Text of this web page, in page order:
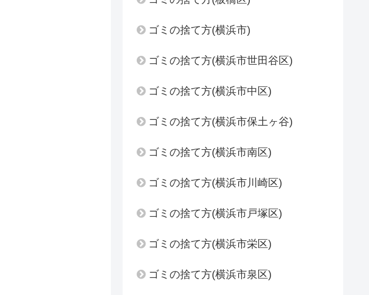
ゴミの捨て方(横浜市)
ゴミの捨て方(横浜市世田谷区)
ゴミの捨て方(横浜市中区)
ゴミの捨て方(横浜市保土ヶ谷)
ゴミの捨て方(横浜市南区)
ゴミの捨て方(横浜市川崎区)
ゴミの捨て方(横浜市戸塚区)
ゴミの捨て方(横浜市栄区)
ゴミの捨て方(横浜市泉区)